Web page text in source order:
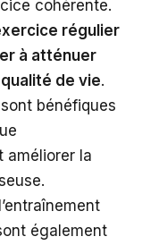
cohérente.
régulier
à atténuer
de vie.
bénéfiques
améliorer la
également